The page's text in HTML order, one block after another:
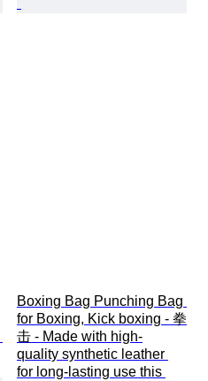
Boxing Bag Punching Bag
for Boxing, Kick boxing - 拳
击 - Made with high-
quality synthetic leather
for long-lasting use this